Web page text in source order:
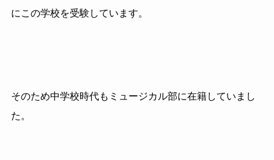
にこの学校を受験しています。
そのため中学校時代もミュージカル部に在籍していまし
た。